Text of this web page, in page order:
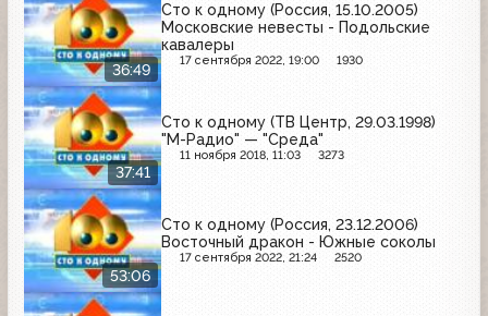
36:49
Сто к одному (Россия, 15.10.2005)
Московские невесты - Подольские
кавалеры
17 сентября 2022, 19:00 1930
37:41
Сто к одному (ТВ Центр, 29.03.1998)
"М-Радио" — "Среда"
11 ноября 2018, 11:03 3273
53:06
Сто к одному (Россия, 23.12.2006)
Восточный дракон - Южные соколы
17 сентября 2022, 21:24 2520